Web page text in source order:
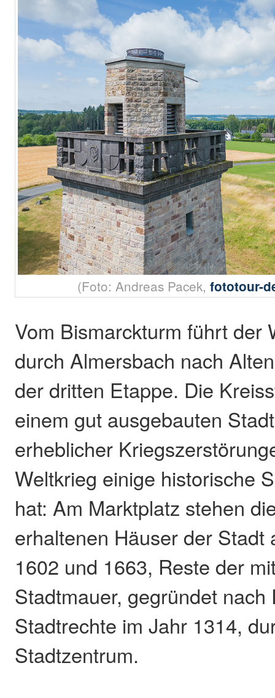
(Foto: Andreas Pacek,fototour-
Vom Bismarckturm führt der
durch Almersbach nach
der dritten Etappe. Die
einem gut ausgebauten
erheblicher
Weltkrieg einige historische
hat: Am Marktplatz stehen
erhaltenen Häuser der Stadt
1602 und 1663, Reste der
Stadtmauer, gegründet nach
Stadtrechte im Jahr 1314,
Stadtzentrum.